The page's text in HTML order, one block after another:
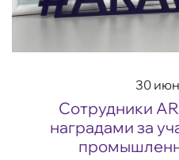
30
Сотрудники
наградами за